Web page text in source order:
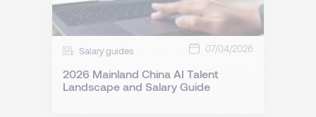
Salary guides 07/04/2026
2026 Mainland China AI Talent
Landscape and Salary Guide